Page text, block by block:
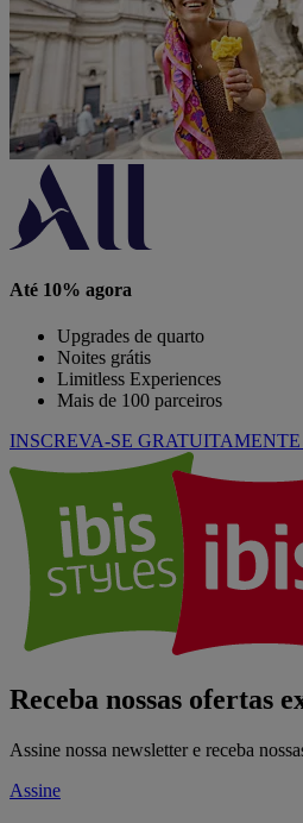
Até 10% agora
Upgrades de quarto
Noites grátis
Limitless Experiences
Mais de 100 parceiros
INSCREVA-SE GRATUITAMENTE
Receba nossas ofertas
Assine nossa newsletter e receba
Assine